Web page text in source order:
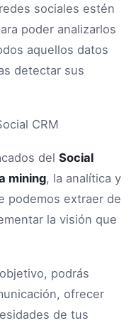
sociales estén
poder analizarlos
aquellos datos
detectar sus
del Social
mining, la analítica y
podemos extraer de
la visión que
podrás
ofrecer
de tus